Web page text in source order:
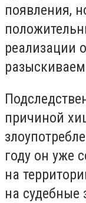
появления,
реализации
причиной
году он уже
на
на судебные